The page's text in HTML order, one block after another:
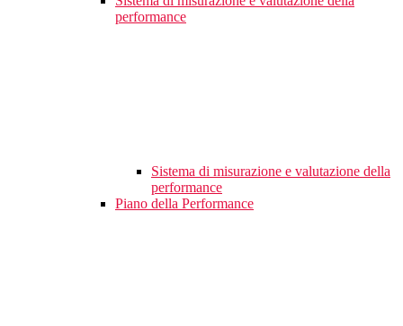
performance
Sistema di misurazione e valutazione della
performance
Piano della Performance